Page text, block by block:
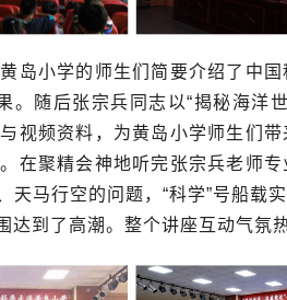
岛小学的师生们简要介绍了中
。随后张宗兵同志以“揭秘海洋
视频资料，为黄岛小学师生们
在聚精会神地听完张宗兵老师
马行空的问题，“科学”号船载
到了高潮。整个讲座互动气氛